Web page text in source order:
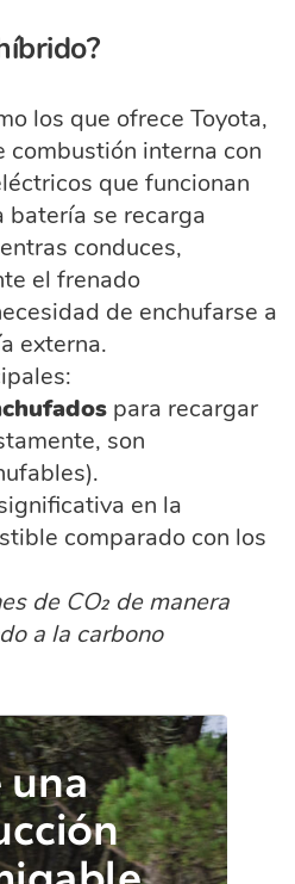
los que ofrece Toyota,
combustión interna con
que funcionan
batería se recarga
conduces,
el frenado
de enchufarse a
externa.
para recargar
son
en la
comparado con los
de CO₂ de manera
a la carbono